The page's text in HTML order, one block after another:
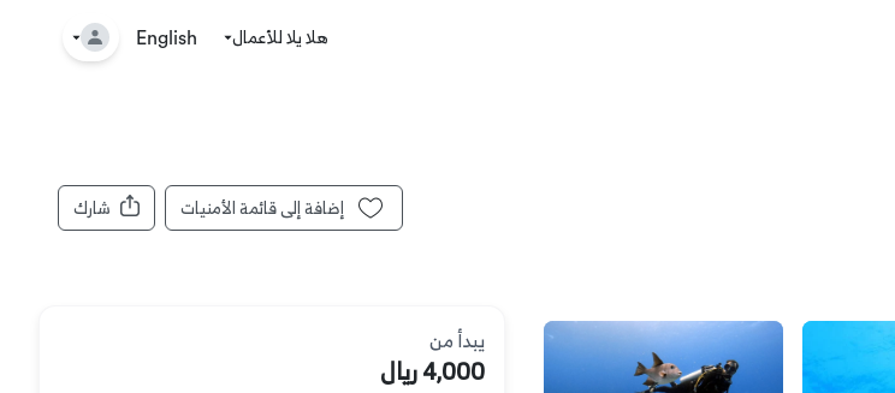
🤘
هلا يلا للأعمال English
شارك
إضافة إلى قائمة الأمنيات
يبدأ من
4,000 ريال